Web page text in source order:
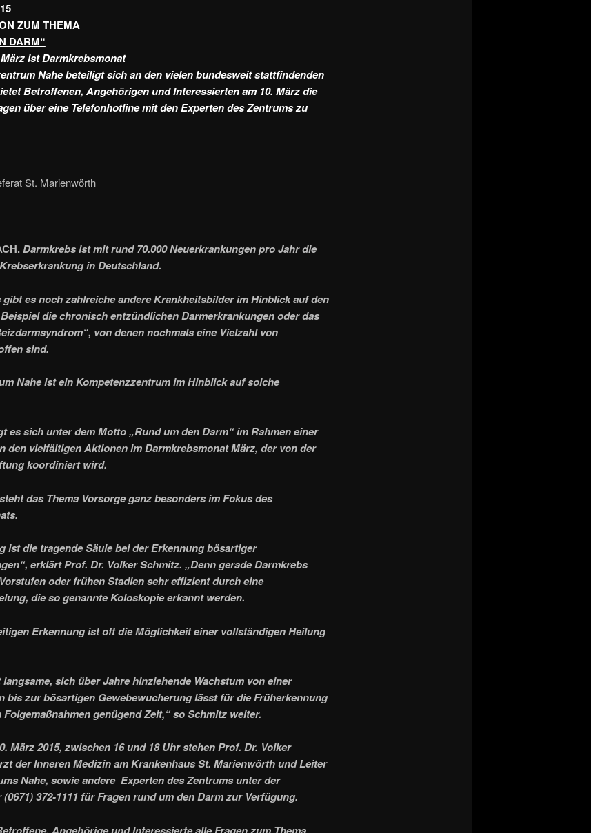
ZUM THEMA
DARM“
ist Darmkrebsmonat
Nahe beteiligt sich an den vielen bundesweit stattfindenden
Betroffenen, Angehörigen und Interessierten am 10. März die
über eine Telefonhotline mit den Experten des Zentrums zu
St. Marienwörth
Darmkrebs ist mit rund 70.000 Neuerkrankungen pro Jahr die
in Deutschland.
es noch zahlreiche andere Krankheitsbilder im Hinblick auf den
die chronisch entzündlichen Darmerkrankungen oder das
von denen nochmals eine Vielzahl von
sind.
Nahe ist ein Kompetenzzentrum im Hinblick auf solche
es sich unter dem Motto „Rund um den Darm“ im Rahmen einer
den vielfältigen Aktionen im Darmkrebsmonat März, der von der
koordiniert wird.
das Thema Vorsorge ganz besonders im Fokus des
ist die tragende Säule bei der Erkennung bösartiger
erklärt Prof. Dr. Volker Schmitz. „Denn gerade Darmkrebs
oder frühen Stadien sehr effizient durch eine
die so genannte Koloskopie erkannt werden.
Erkennung ist oft die Möglichkeit einer vollständigen Heilung
sich über Jahre hinziehende Wachstum von einer
bis zur bösartigen Gewebewucherung lässt für die Früherkennung
genügend Zeit,“ so Schmitz weiter.
März 2015, zwischen 16 und 18 Uhr stehen Prof. Dr. Volker
der Inneren Medizin am Krankenhaus St. Marienwörth und Leiter
Nahe, sowie andere Experten des Zentrums unter der
372-1111 für Fragen rund um den Darm zur Verfügung.